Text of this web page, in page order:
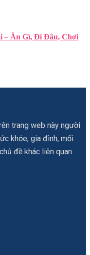
– Ăn Gì, Đi Đâu, Chơi
trang web này người
khỏe, gia đình, mối
đề khác liên quan